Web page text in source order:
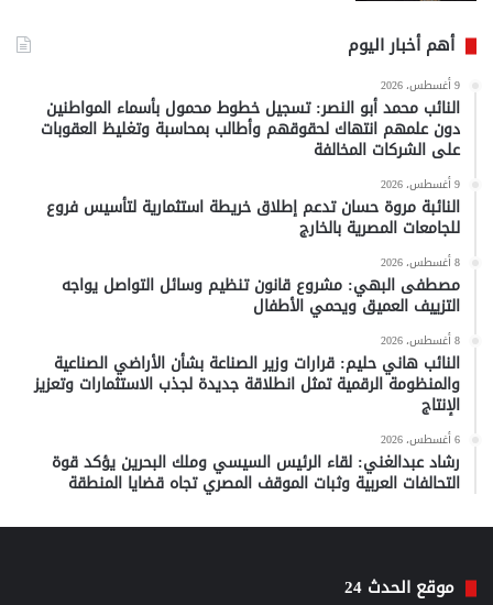
أهم أخبار اليوم
9 أغسطس، 2026
النائب محمد أبو النصر: تسجيل خطوط محمول بأسماء المواطنين
دون علمهم انتهاك لحقوقهم وأطالب بمحاسبة وتغليظ العقوبات
على الشركات المخالفة
9 أغسطس، 2026
النائبة مروة حسان تدعم إطلاق خريطة استثمارية لتأسيس فروع
للجامعات المصرية بالخارج
8 أغسطس، 2026
مصطفى البهي: مشروع قانون تنظيم وسائل التواصل يواجه
التزييف العميق ويحمي الأطفال
8 أغسطس، 2026
النائب هاني حليم: قرارات وزير الصناعة بشأن الأراضي الصناعية
والمنظومة الرقمية تمثل انطلاقة جديدة لجذب الاستثمارات وتعزيز
الإنتاج
6 أغسطس، 2026
رشاد عبدالغني: لقاء الرئيس السيسي وملك البحرين يؤكد قوة
التحالفات العربية وثبات الموقف المصري تجاه قضايا المنطقة
موقع الحدث 24